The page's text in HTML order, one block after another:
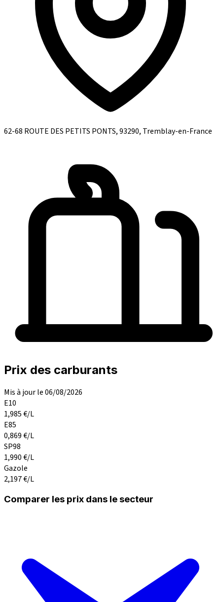
62-68 ROUTE DES PETITS PONTS, 93290, Tremblay-en-France
Prix des carburants
Mis à jour le 06/08/2026
E10
1,985€/L
E85
0,869€/L
SP98
1,990€/L
Gazole
2,197€/L
Comparer les prix dans le secteur